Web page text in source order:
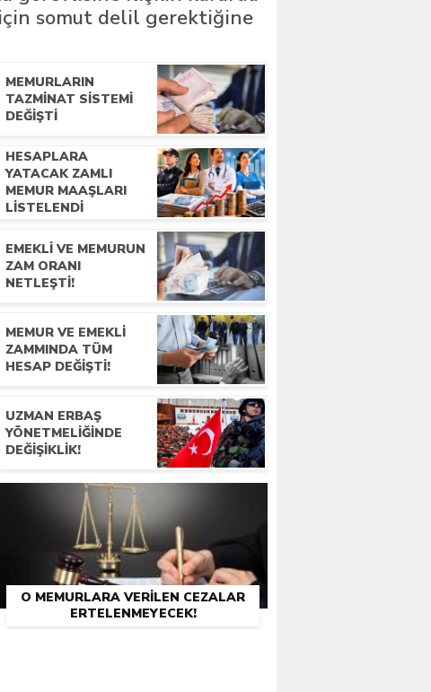
için somut delil gerektiğine
MEMURLARIN
TAZMINAT SISTEMI
DEĞIŞTI
HESAPLARA
YATACAK ZAMLI
MEMUR MAAŞLARI
LISTELENDI
EMEKLI VE MEMURUN
ZAM ORANI
NETLEŞTI!
MEMUR VE EMEKLI
ZAMMINDA TÜM
HESAP DEĞIŞTI!
UZMAN ERBAŞ
YÖNETMELIĞINDE
DEĞIŞIKLIK!
O MEMURLARA VERILEN CEZALAR
ERTELENMEYECEK!